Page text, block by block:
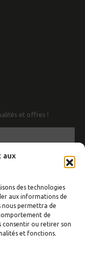
aux
des technologies
aux informations de
nous permettra de
de
consentir ou retirer son
et fonctions.
et offres !